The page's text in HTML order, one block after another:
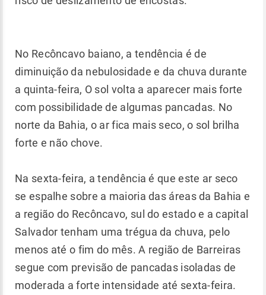
No Recôncavo baiano, a tendência é de
diminuição da nebulosidade e da chuva durante
a quinta-feira, O sol volta a aparecer mais forte
com possibilidade de algumas pancadas. No
norte da Bahia, o ar fica mais seco, o sol brilha
forte e não chove.
Na sexta-feira, a tendência é que este ar seco
se espalhe sobre a maioria das áreas da Bahia e
a região do Recôncavo, sul do estado e a capital
Salvador tenham uma trégua da chuva, pelo
menos até o fim do mês. A região de Barreiras
segue com previsão de pancadas isoladas de
moderada a forte intensidade até sexta-feira.